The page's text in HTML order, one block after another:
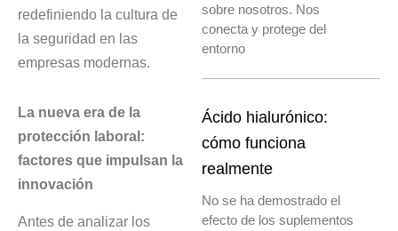
redefiniendo la cultura de
la seguridad en las
empresas modernas.
La nueva era de la
protección laboral:
factores que impulsan la
innovación
Antes de analizar los
sobre nosotros. Nos
conecta y protege del
entorno
Ácido hialurónico:
cómo funciona
realmente
No se ha demostrado el
efecto de los suplementos